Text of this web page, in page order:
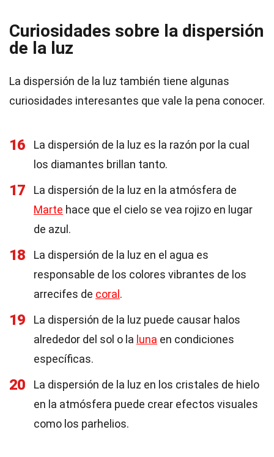
Curiosidades sobre la dispersión
de la luz
La dispersión de la luz también tiene algunas
curiosidades interesantes que vale la pena conocer.
16
La dispersión de la luz es la razón por la cual
los diamantes brillan tanto.
17
La dispersión de la luz en la atmósfera de
Marte hace que el cielo se vea rojizo en lugar
de azul.
18
La dispersión de la luz en el agua es
responsable de los colores vibrantes de los
arrecifes de coral .
19
La dispersión de la luz puede causar halos
alrededor del sol o la luna en condiciones
específicas.
20
La dispersión de la luz en los cristales de hielo
en la atmósfera puede crear efectos visuales
como los parhelios.